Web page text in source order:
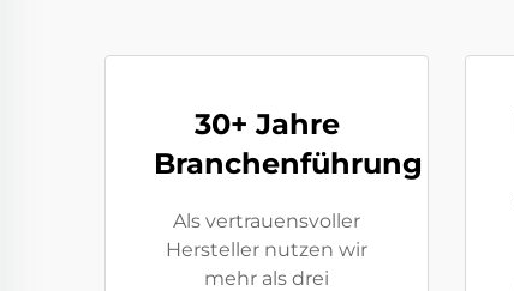
30+ Jahre
Branchenführung
Als vertrauensvoller
Hersteller nutzen wir
mehr als drei